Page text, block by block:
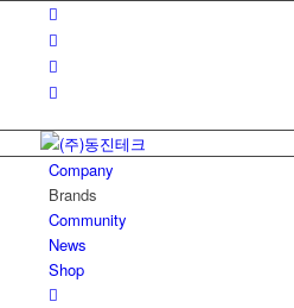
Company
Brands
Community
News
Shop